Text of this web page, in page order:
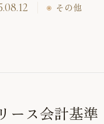
その他
ース会計基準